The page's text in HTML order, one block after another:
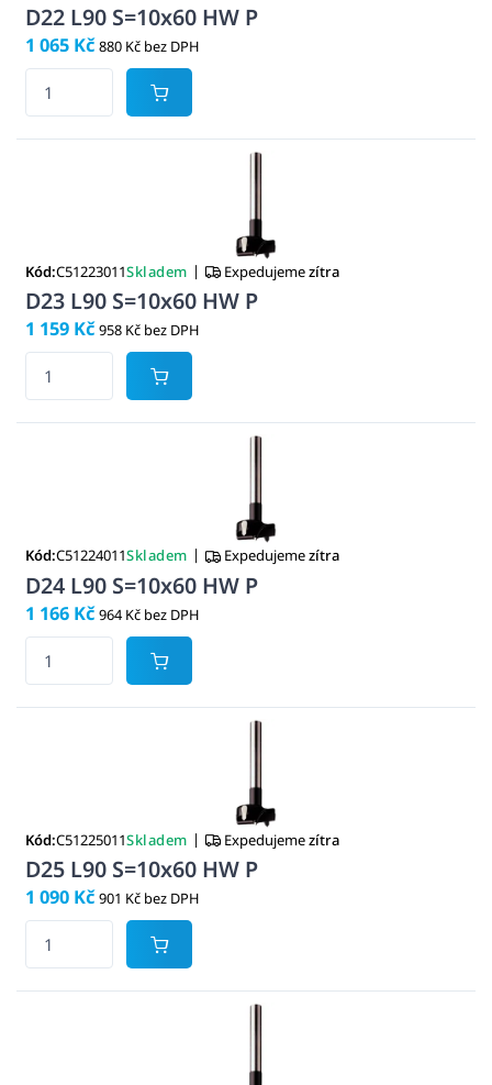
D22 L90 S=10x60 HW P
1 065 Kč 880 Kč bez DPH
Kód:C51223011Skladem | Expedujemezítra
D23 L90 S=10x60 HW P
1 159 Kč 958 Kč bez DPH
Kód:C51224011Skladem | Expedujemezítra
D24 L90 S=10x60 HW P
1 166 Kč 964 Kč bez DPH
Kód:C51225011Skladem | Expedujemezítra
D25 L90 S=10x60 HW P
1 090 Kč 901 Kč bez DPH